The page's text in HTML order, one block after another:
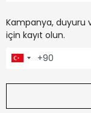
Kampanya, duyuru
için kayıt olun.